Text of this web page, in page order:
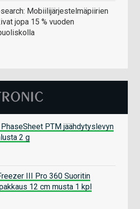
Mobiilijärjestelmäpiirien
jopa 15 % vuoden
PTM jäähdytyslevyn
2 g
III Pro 360 Suoritin
12 cm musta 1 kpl